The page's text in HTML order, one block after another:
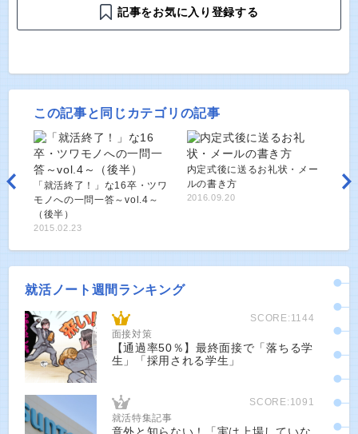
記事をお気に入り登録する
この記事と同じカテゴリの記事
「就活終了！」な16卒・ツワ
モノへの一問一答～vol.4～
（後半）
2015.02.23
内定式後に送るお礼状・メー
ルの書き方
2016.09.20
就活ノート週間ランキング
SCORE:1144
面接対策
【通過率50％】最終面接で「落ちる学
生」「採用される学生」
SCORE:1091
就活特集記事